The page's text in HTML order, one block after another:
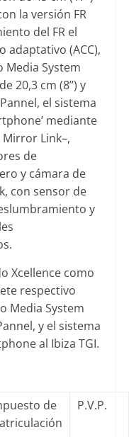
la versión FR
del FR el
adaptativo (ACC),
Media System
20,3 cm (8’’) y
el sistema
mediante
Link–,
de
y cámara de
con sensor de
y
Xcellence como
respectivo
Media System
y el sistema
al Ibiza TGI.
de
P.V.P.